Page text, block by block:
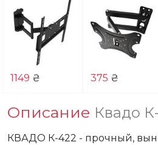
1149 ₴ 375 ₴
Описание Квадо
КВАДО К-422 - прочный,